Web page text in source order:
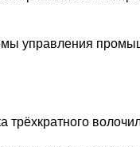
управления